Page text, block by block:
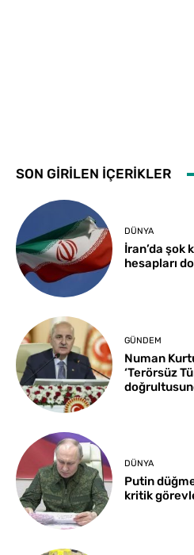
SON GİRİLEN İÇERİKLER
DÜNYA
İran’da şok
hesapları
GÜNDEM
Numan
‘Terörsüz
DÜNYA
Putin
kritik